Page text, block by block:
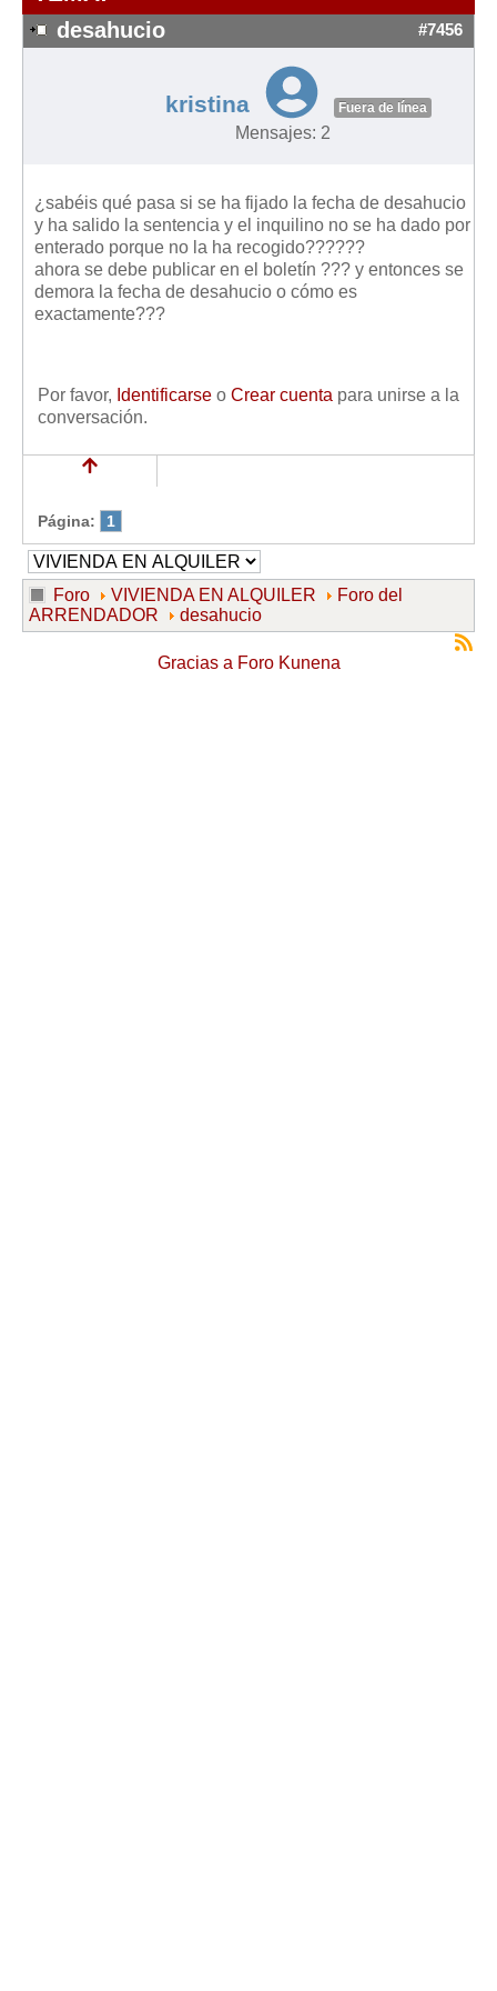
Requerimientos y comunicaciones
Formularios sobre Propiedad Horizontal
Modelos de Convocatoria de Junta de Propietarios
Modelos de Acta de Junta de Propietarios
Legislación
Legislación sobre Arrendamientos Urbanos
Legislación sobre la Comunidad de Propietarios
Legislación sobre Adquisición de Vivienda en Propiedad
Diccionario
Entrar / Salir
Mis boletines
desahucio #7456
kristina Fuera de línea
Mensajes: 2
¿sabéis qué pasa si se ha fijado la fecha de desahucio
y ha salido la sentencia y el inquilino no se ha dado por
enterado porque no la ha recogido??????
ahora se debe publicar en el boletín ??? y entonces se
demora la fecha de desahucio o cómo es
exactamente???
Por favor, Identificarse o Crear cuenta para unirse a la
conversación.
Página: 1
Foro VIVIENDA EN ALQUILER
Foro del
ARRENDADOR
desahucio
Gracias a Foro Kunena